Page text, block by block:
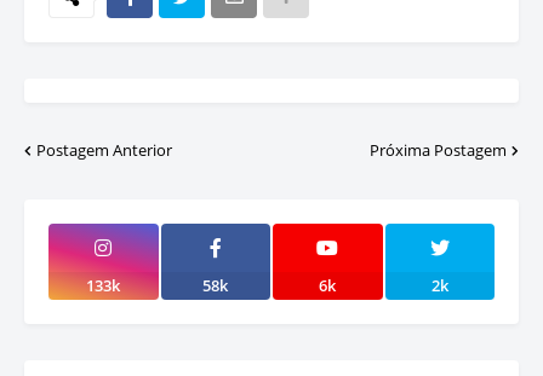
Postagem Anterior Próxima Postagem
133k 58k 6k 2k